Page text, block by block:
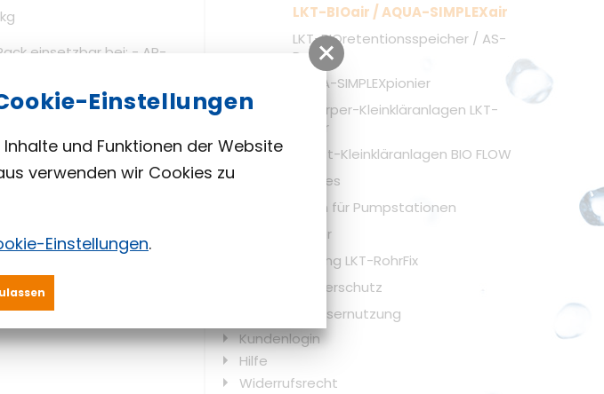
einsetzbar bei: - AP-
LKT-BIOair / AQUA-SIMPLEXair
LKT-BIOretentionsspeicher / AS-
Puffer
AQUA-SIMPLEXpionier
Tropfkörper-Kleinkläranlagen LKT-
BIOclear
Festbett-Kleinkläranlagen BIO FLOW
Sonstiges
Armaturen für Pumpstationen
Abscheider
Rohrfixierung LKT-RohrFix
Hochwasserschutz
Regenwassernutzung
Kundenlogin
Hilfe
Widerrufsrecht
Einstellungen
und Funktionen der Website
verwenden wir Cookies zu
Einstellungen.